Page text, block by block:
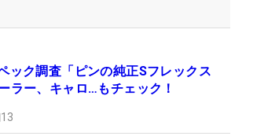
ック調査「ピンの純正Sフレックス
ラー、キャロ…もチェック！
13